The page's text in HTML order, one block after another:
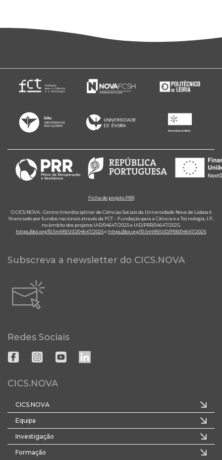
Ficha de projeto PRR
O CICS.NOVA - Centro Interdisciplinar de Ciências Sociais da Universidade Nova de Lisboa é
financiado por fundos nacionais através da FCT – Fundação para a Ciência e a Tecnologia, I.P.,
no âmbito dos projetos UID/04647/2025 e UID/PRR/04647/2025.
https://doi.org/10.54499/UID/04647/2025e https://doi.org/10.54499/UID/PRR/04647/2025
Subscreva a newsletter do CICS.NOVA
Redes Sociais
CICS.NOVA
CICS.NOVA
Equipa
Investigação
Formação